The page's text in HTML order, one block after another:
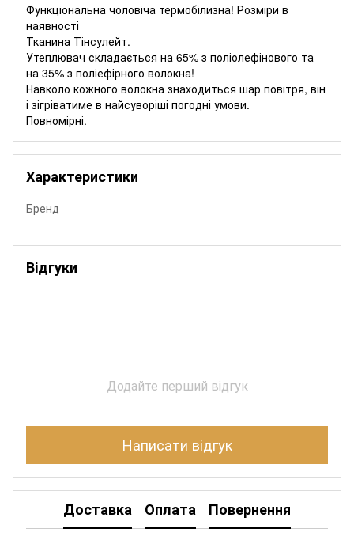
Функціональна чоловіча термобілизна! Розміри в
наявності
Тканина Тінсулейт.
Утеплювач складається на 65% з поліолефінового та
на 35% з поліефірного волокна!
Навколо кожного волокна знаходиться шар повітря, він
і зігріватиме в найсуворіші погодні умови.
Повномірні.
Характеристики
Бренд -
Відгуки
Додайте перший відгук
Написати відгук
Доставка Оплата Повернення